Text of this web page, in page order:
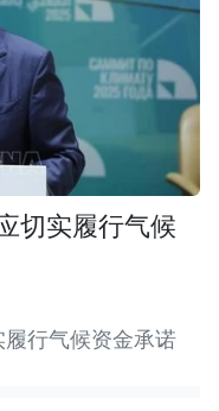
切实履行气候
行气候资金承诺